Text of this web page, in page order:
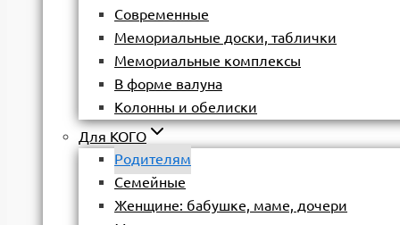
Современные
Мемориальные доски, таблички
Мемориальные комплексы
В форме валуна
Колонны и обелиски
Для КОГО
Родителям
Семейные
Женщине: бабушке, маме, дочери